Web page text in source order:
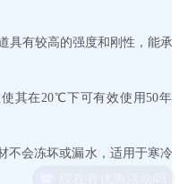
具有较高的强度和刚性，能承
其在20℃下可有效使用50年
不会冻坏或漏水，适用于寒冷